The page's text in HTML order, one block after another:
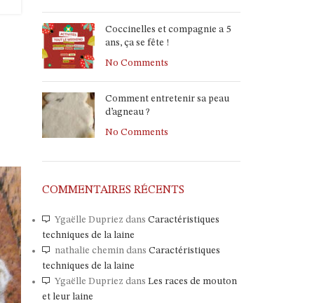
Coccinelles et compagnie a 5
ans, ça se fête !
No Comments
Comment entretenir sa peau
d’agneau ?
No Comments
COMMENTAIRES RÉCENTS
Ygaëlle Dupriez dans Caractéristiques
techniques de la laine
nathalie chemindans Caractéristiques
techniques de la laine
Ygaëlle Dupriez dans Les races de mouton
et leur laine